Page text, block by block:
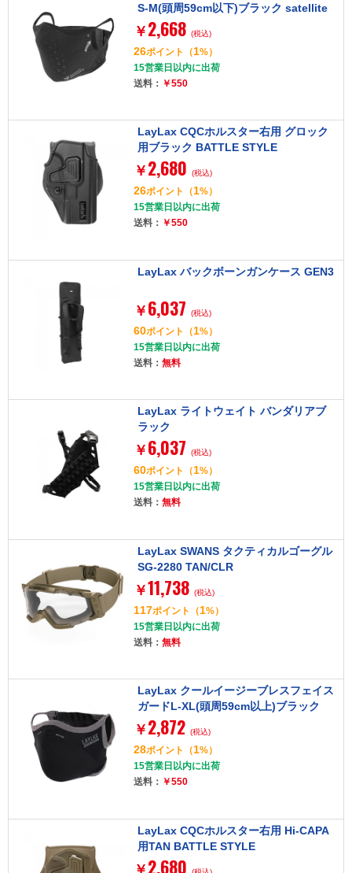
S-M(頭周59cm以下)ブラック satellite
￥ 2,668 (税込)
26ポイント （1%）
15営業日以内に出荷
送料： ￥550
LayLax CQCホルスター右用 グロック
用ブラック BATTLE STYLE
￥ 2,680 (税込)
26ポイント （1%）
15営業日以内に出荷
送料： ￥550
LayLax バックボーンガンケース GEN3
￥ 6,037 (税込)
60ポイント （1%）
15営業日以内に出荷
送料： 無料
LayLax ライトウェイト バンダリアブ
ラック
￥ 6,037 (税込)
60ポイント （1%）
15営業日以内に出荷
送料： 無料
LayLax SWANS タクティカルゴーグル
SG-2280 TAN/CLR
￥11,738 (税込)
117ポイント （1%）
15営業日以内に出荷
送料： 無料
LayLax クールイージーブレスフェイス
ガードL-XL(頭周59cm以上)ブラック
￥ 2,872 (税込)
28ポイント （1%）
15営業日以内に出荷
送料： ￥550
LayLax CQCホルスター右用 Hi-CAPA
用TAN BATTLE STYLE
￥ 2,680